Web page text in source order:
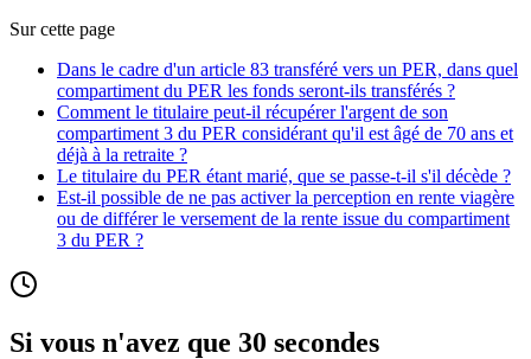
Sur cette page
Dans le cadre d'un article 83 transféré vers un PER, dans quel
compartiment du PER les fonds seront-ils transférés ?
Comment le titulaire peut-il récupérer l'argent de son
compartiment 3 du PER considérant qu'il est âgé de 70 ans et
déjà à la retraite ?
Le titulaire du PER étant marié, que se passe-t-il s'il décède ?
Est-il possible de ne pas activer la perception en rente viagère
ou de différer le versement de la rente issue du compartiment
3 du PER ?
Si vous n'avez que 30 secondes